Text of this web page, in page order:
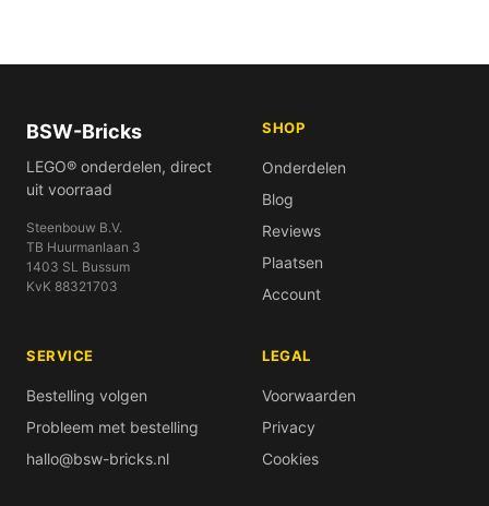
BSW-Bricks
LEGO® onderdelen, direct
uit voorraad
Steenbouw B.V.
TB Huurmanlaan 3
1403 SL Bussum
KvK 88321703
SHOP
Onderdelen
Blog
Reviews
Plaatsen
Account
SERVICE
Bestelling volgen
Probleem met bestelling
hallo@bsw-bricks.nl
LEGAL
Voorwaarden
Privacy
Cookies